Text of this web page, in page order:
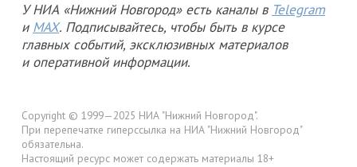
У НИА «Нижний Новгород» есть каналы в Telegram
и MAX. Подписывайтесь, чтобы быть в курсе
главных событий, эксклюзивных материалов
и оперативной информации.
Copyright © 1999—2025 НИА "Нижний Новгород".
При перепечатке гиперссылка на НИА "Нижний Новгород"
обязательна.
Настоящий ресурс может содержать материалы 18+